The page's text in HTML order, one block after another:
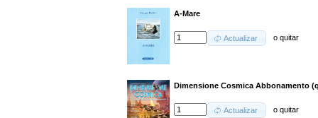
A-Mare
Actualizar oquitar
Dimensione Cosmica Abbonamento
Actualizar oquitar